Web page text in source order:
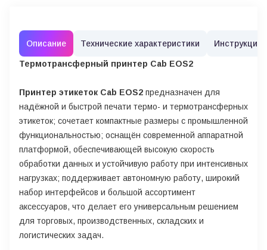
Описание Технические характеристики Инструкции
Термотрансферный принтер Cab EOS2
Принтер этикеток Cab EOS2 предназначен для
надёжной и быстрой печати термо- и термотрансферных
этикеток; сочетает компактные размеры с промышленной
функциональностью; оснащён современной аппаратной
платформой, обеспечивающей высокую скорость
обработки данных и устойчивую работу при интенсивных
нагрузках; поддерживает автономную работу, широкий
набор интерфейсов и большой ассортимент
аксессуаров, что делает его универсальным решением
для торговых, производственных, складских и
логистических задач.